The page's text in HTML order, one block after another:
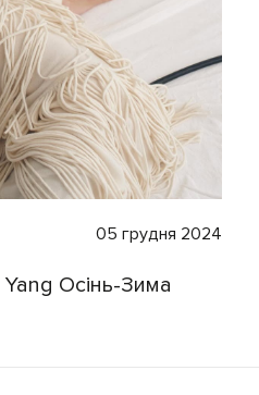
05 грудня 2024
Осінь-Зима